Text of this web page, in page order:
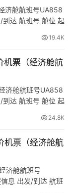
济舱航班号UA858
达 航班号 舱位 起
到…
19.4K
机票（经济舱航
济舱航班号UA858
达 航班号 舱位 起
到…
24.8K
机票（经济舱航
济舱航班号
息 出发/到达 航班